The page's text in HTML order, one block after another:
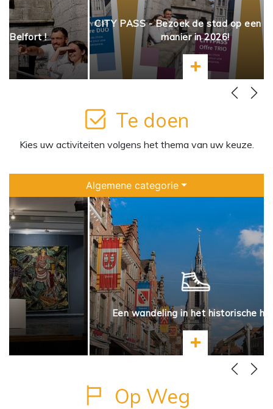
Belfort !
CITY PASS - Bezoek de stad op een
manier in 2026!
Meer informatie
Te doen
Kies uw activiteiten volgens het thema van uw keuze.
Algemene categorie
Een wandeling in het historische
Meer informatie
Op Weg